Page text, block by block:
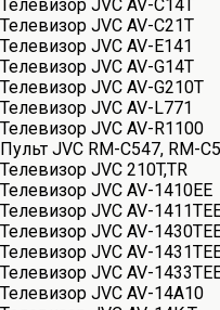
Телевизор JVC AV-C14T
Телевизор JVC AV-C21T
Телевизор JVC AV-E141
Телевизор JVC AV-G14T
Телевизор JVC AV-G210T
Телевизор JVC AV-L771
Телевизор JVC AV-R1100
Пульт JVC RM-C547, RM-
Телевизор JVC 210T,TR
Телевизор JVC AV-1410EE
Телевизор JVC AV-
Телевизор JVC AV-
Телевизор JVC AV-
Телевизор JVC AV-
Телевизор JVC AV-14A10